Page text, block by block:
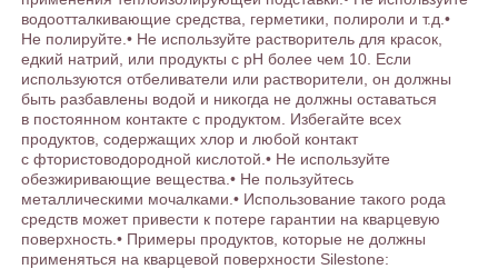
водоотталкивающие средства, герметики, полироли и т.д.•
Не полируйте.• Не используйте растворитель для красок,
едкий натрий, или продукты с рН более чем 10. Если
используются отбеливатели или растворители, он должны
быть разбавлены водой и никогда не должны оставаться
в постоянном контакте с продуктом. Избегайте всех
продуктов, содержащих хлор и любой контакт
с фтористоводородной кислотой.• Не используйте
обезжиривающие вещества.• Не пользуйтесь
металлическими мочалками.• Использование такого рода
средств может привести к потере гарантии на кварцевую
поверхность.• Примеры продуктов, которые не должны
применяться на кварцевой поверхности Silestone: